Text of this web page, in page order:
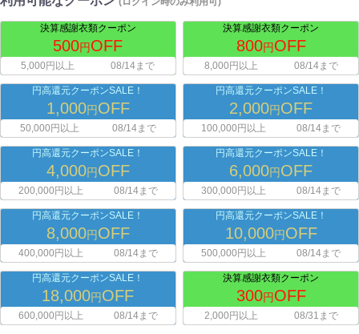
決算感謝衣類クーポン
500円OFF
5,000円以上 08/14まで
決算感謝衣類クーポン
800円OFF
8,000円以上 08/14まで
円高還元クーポンSALE！
1,000円OFF
50,000円以上 08/14まで
円高還元クーポンSALE！
2,000円OFF
100,000円以上 08/14まで
円高還元クーポンSALE！
4,000円OFF
200,000円以上 08/14まで
円高還元クーポンSALE！
6,000円OFF
300,000円以上 08/14まで
円高還元クーポンSALE！
8,000円OFF
400,000円以上 08/14まで
円高還元クーポンSALE！
10,000円OFF
500,000円以上 08/14まで
円高還元クーポンSALE！
18,000円OFF
600,000円以上 08/14まで
決算感謝衣類クーポン
300円OFF
2,000円以上 08/31まで